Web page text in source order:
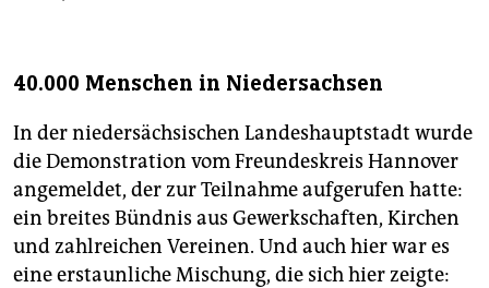
40.000 Menschen in Niedersachsen
In der niedersächsischen Landeshauptstadt wurde
die Demonstration vom Freundeskreis Hannover
angemeldet, der zur Teilnahme aufgerufen hatte:
ein breites Bündnis aus Gewerkschaften, Kirchen
und zahlreichen Vereinen. Und auch hier war es
eine erstaunliche Mischung, die sich hier zeigte: